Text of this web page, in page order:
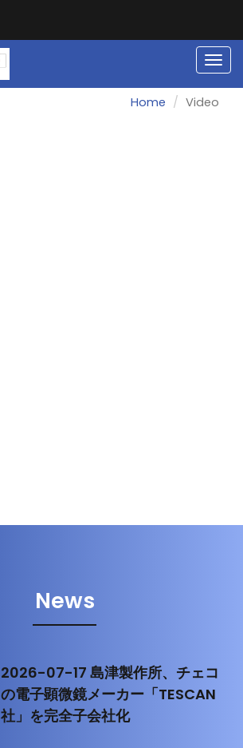
Home Video
News
2026-07-17 島津製作所、チェコ
の電子顕微鏡メーカー「TESCAN
社」を完全子会社化